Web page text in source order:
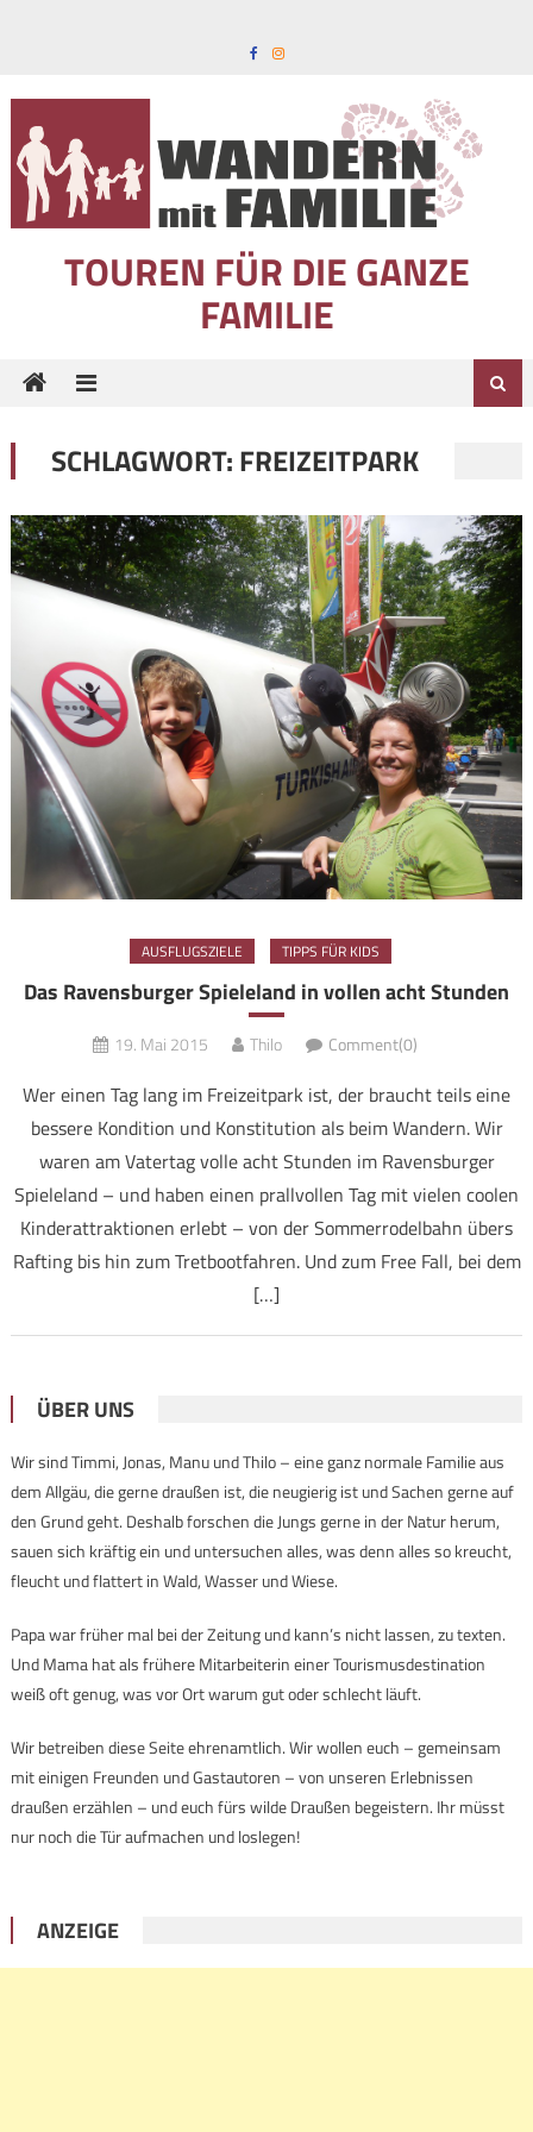
TOUREN FÜR DIE GANZE
FAMILIE
SCHLAGWORT:FREIZEITPARK
AUSFLUGSZIELE TIPPS FÜR KIDS
Das Ravensburger Spieleland in vollen acht Stunden
19. Mai 2015 Thilo Comment(0)
Wer einen Tag lang im Freizeitpark ist, der braucht teils eine
bessere Kondition und Konstitution als beim Wandern. Wir
waren am Vatertag volle acht Stunden im Ravensburger
Spieleland – und haben einen prallvollen Tag mit vielen coolen
Kinderattraktionen erlebt – von der Sommerrodelbahn übers
Rafting bis hin zum Tretbootfahren. Und zum Free Fall, bei dem
[…]
ÜBER UNS
Wir sind Timmi, Jonas, Manu und Thilo – eine ganz normale Familie aus
dem Allgäu, die gerne draußen ist, die neugierig ist und Sachen gerne auf
den Grund geht. Deshalb forschen die Jungs gerne in der Natur herum,
sauen sich kräftig ein und untersuchen alles, was denn alles so kreucht,
fleucht und flattert in Wald, Wasser und Wiese.
Papa war früher mal bei der Zeitung und kann’s nicht lassen, zu texten.
Und Mama hat als frühere Mitarbeiterin einer Tourismusdestination
weiß oft genug, was vor Ort warum gut oder schlecht läuft.
Wir betreiben diese Seite ehrenamtlich. Wir wollen euch – gemeinsam
mit einigen Freunden und Gastautoren – von unseren Erlebnissen
draußen erzählen – und euch fürs wilde Draußen begeistern. Ihr müsst
nur noch die Tür aufmachen und loslegen!
ANZEIGE